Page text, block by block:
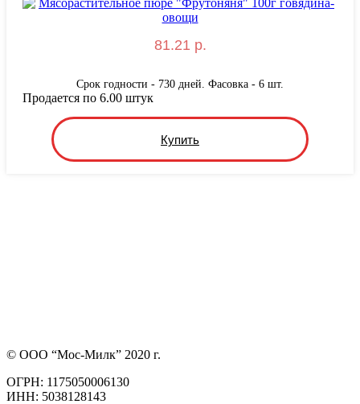
81.21 р.
Срок годности - 730 дней. Фасовка - 6 шт.
Купить
Продается по 6.00 штук
© ООО “Мос-Милк” 2020 г.
ОГРН: 1175050006130
ИНН: 5038128143